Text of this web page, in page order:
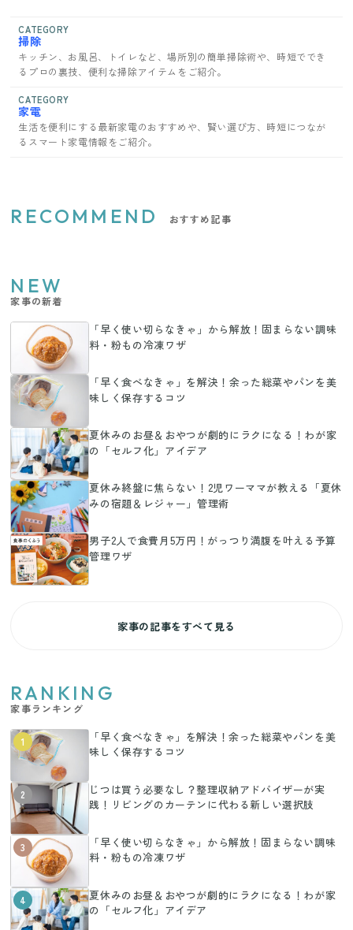
CATEGORY
掃除
キッチン、お風呂、トイレなど、場所別の簡単掃除術や、時短ででき
るプロの裏技、便利な掃除アイテムをご紹介。
CATEGORY
家電
生活を便利にする最新家電のおすすめや、賢い選び方、時短につなが
るスマート家電情報をご紹介。
RECOMMEND おすすめ記事
NEW
家事の新着
「早く使い切らなきゃ」から解放！固まらない調味
料・粉もの冷凍ワザ
「早く食べなきゃ」を解決！余った総菜やパンを美
味しく保存するコツ
夏休みのお昼＆おやつが劇的にラクになる！わが家
の「セルフ化」アイデア
夏休み終盤に焦らない！2児ワーママが教える「夏休
みの宿題＆レジャー」管理術
男子2人で食費月5万円！がっつり満腹を叶える予算
管理ワザ
家事の記事をすべて見る
RANKING
家事ランキング
1
「早く食べなきゃ」を解決！余った総菜やパンを美
味しく保存するコツ
2
じつは買う必要なし？整理収納アドバイザーが実
践！リビングのカーテンに代わる新しい選択肢
3
「早く使い切らなきゃ」から解放！固まらない調味
料・粉もの冷凍ワザ
4
夏休みのお昼＆おやつが劇的にラクになる！わが家
の「セルフ化」アイデア